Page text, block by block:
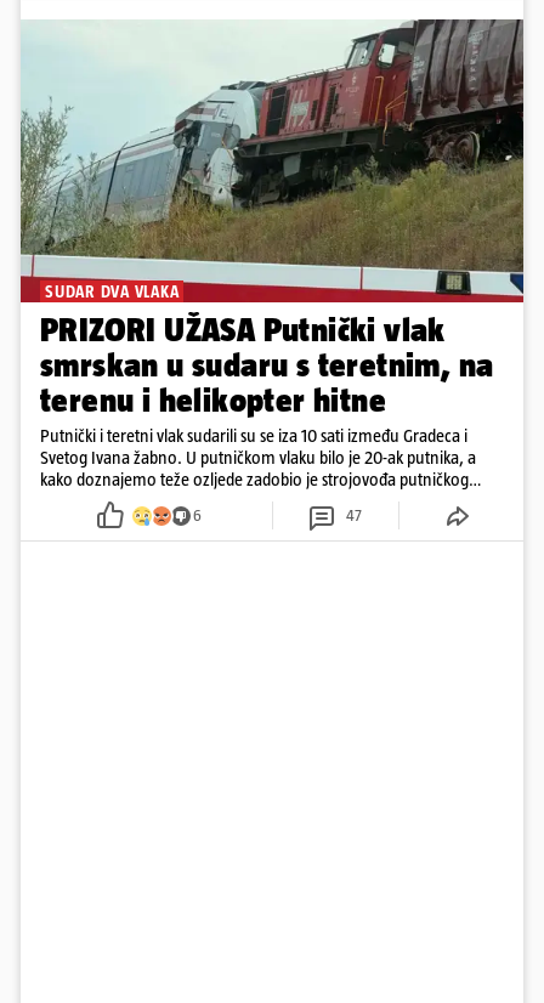
SUDAR DVA VLAKA
PRIZORI UŽASA Putnički vlak
smrskan u sudaru s teretnim, na
terenu i helikopter hitne
Putnički i teretni vlak sudarili su se iza 10 sati između Gradeca i
Svetog Ivana žabno. U putničkom vlaku bilo je 20-ak putnika, a
kako doznajemo teže ozljede zadobio je strojovođa putničkog
vlaka. Zatvoren je promet, a fotoreporteri Prigorskog objavili su
prve snimke s mjesta sudara
6 47